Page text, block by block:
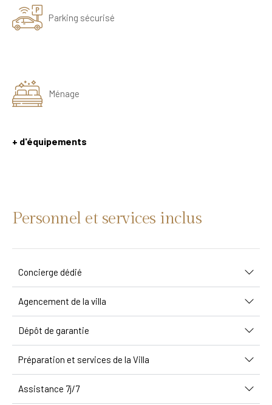
Parking sécurisé
Ménage
+ d'équipements
Personnel et services inclus
Concierge dédié
Agencement de la villa
Dépôt de garantie
Préparation et services de la Villa
Assistance 7j/7